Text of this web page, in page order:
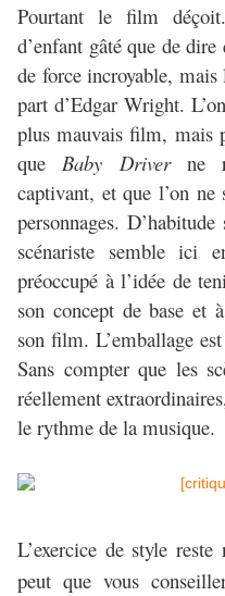
Pourtant le film
d’enfant gâté que de dire
de force incroyable, mais
part d’Edgar Wright.
plus mauvais film, mais
que Baby Driverne
captivant, et que l’on ne
personnages.
scénariste semble ici
préoccupé à l’idée de
son concept de base et
son film. L’emballage
Sans compter que les
réellement
le rythme de la musique.
L’exercice de style
peut que vous